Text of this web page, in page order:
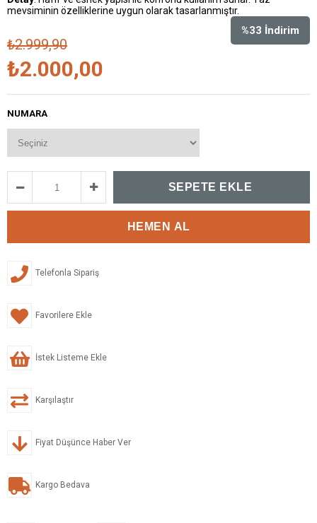
mevsiminin özelliklerine uygun olarak tasarlanmıştır.
%33 İndirim
₺2.999,90
₺2.000,00
NUMARA
Telefonla Sipariş
Favorilere Ekle
İstek Listeme Ekle
Karşılaştır
Fiyat Düşünce Haber Ver
Kargo Bedava